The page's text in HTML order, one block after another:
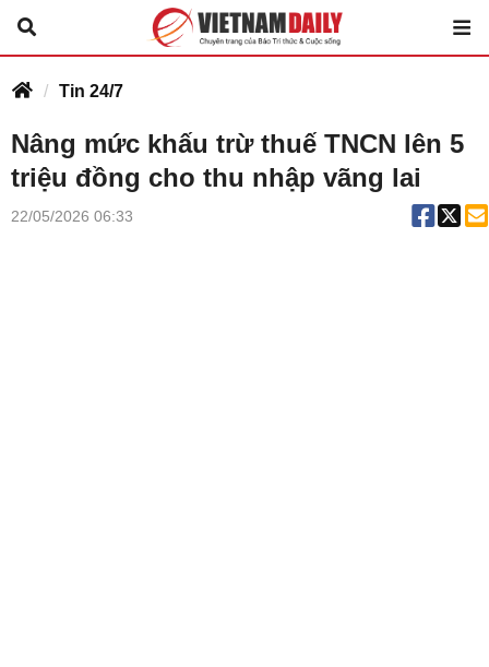
Tin 24/7
Nâng mức khấu trừ thuế TNCN lên 5
triệu đồng cho thu nhập vãng lai
22/05/2026 06:33